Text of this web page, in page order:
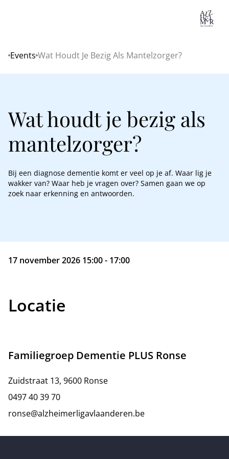
Home
Events Wat Houdt Je Bezig Als Mantelzorger?
Wat houdt je bezig als
mantelzorger?
Bij een diagnose dementie komt er veel op je af. Waar lig je
wakker van? Waar heb je vragen over? Samen gaan we op
zoek naar erkenning en antwoorden.
17 november 2026 15:00 - 17:00
Locatie
Familiegroep Dementie PLUS Ronse
Zuidstraat 13, 9600 Ronse
0497 40 39 70
ronse@alzheimerligavlaanderen.be